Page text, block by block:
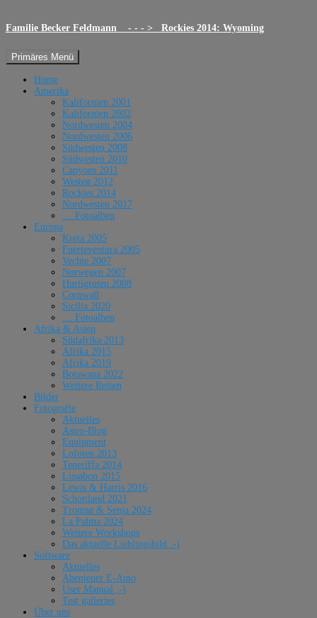
Familie Becker Feldmann - - - > Rockies 2014: Wyoming
Suchen
Primäres Menü Zum
Inhalt
Home
Amerika
Kalifornien 2001
Kalifornien 2002
Nordwesten 2004
Nordwesten 2006
Südwesten 2008
Südwesten 2010
Canyons 2011
Westen 2012
Rockies 2014
Nordwesten 2017
… Fotoalben
Europa
Kreta 2005
Fuerteventura 2005
Vechte 2007
Norwegen 2007
Hurtigruten 2008
Cornwall
Sicilia 2020
… Fotoalben
Afrika & Asien
Südafrika 2013
Afrika 2015
Afrika 2019
Botswana 2022
Weitere Reisen
Bilder
Fotografie
Aktuelles
Astro-Blog
Equipment
Lofoten 2013
Teneriffa 2014
Lissabon 2015
Lewis & Harris 2016
Schottland 2021
Tromsø & Senja 2024
La Palma 2024
Weitere Workshops
Das aktuelle Lieblingsbild :-)
Software
Aktuelles
Abenteuer E-Auto
User Manual ;-)
Test galleries
Über uns